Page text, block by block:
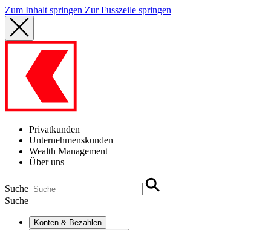
Zum Inhalt springen Zur Fusszeile springen
Privatkunden
Unternehmenskunden
Wealth Management
Über uns
Suche
Suche
Konten & Bezahlen